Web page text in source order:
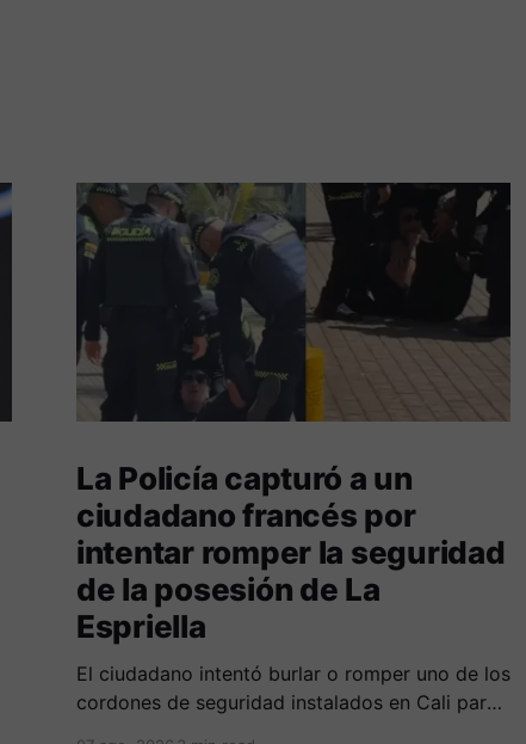
La Policía capturó a un
ciudadano francés por
intentar romper la seguridad
de la posesión de La
Espriella
El ciudadano intentó burlar o romper uno de los
cordones de seguridad instalados en Cali para